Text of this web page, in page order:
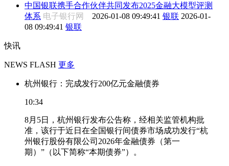
中国银联携手合作伙伴共同发布2025金融大模型评测
体系 电子银行网 2026-01-08 09:49:41 银联 2026-01-
08 09:49:41 银联
快讯
NEWS FLASH 更多
杭州银行：完成发行200亿元金融债券
10:34
8月5日，杭州银行发布公告称，经相关监管机构批
准，该行于近日在全国银行间债券市场成功发行“杭
州银行股份有限公司2026年金融债券（第一
期）”（以下简称“本期债券”）。